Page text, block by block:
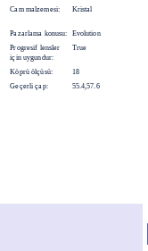
Cam malzemesi: Kristal
Pazarlama konusu:
Evolution
Progresif lensler
için uygundur:
True
Köprü ölçüsü:
18
Geçerli çap: 55.4,57.6